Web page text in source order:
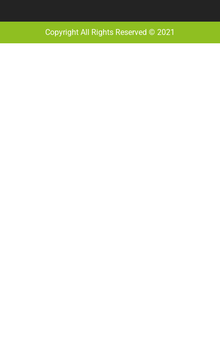
Copyright All Rights Reserved © 2021